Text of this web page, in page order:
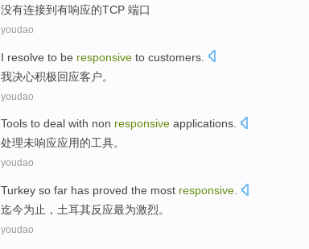
没有连接到有响应的TCP 端口
youdao
I resolve to be responsive to customers
我决心积极回应客户。
youdao
Tools to deal with non responsive applications.
处理未响应应用的工具。
youdao
Turkey so far has proved the most responsive
迄今为止 ， 土耳其反应最为激烈。
youdao